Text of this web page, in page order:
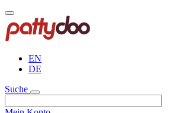
Direkt
zum
Inhalt
EN
DE
Suche